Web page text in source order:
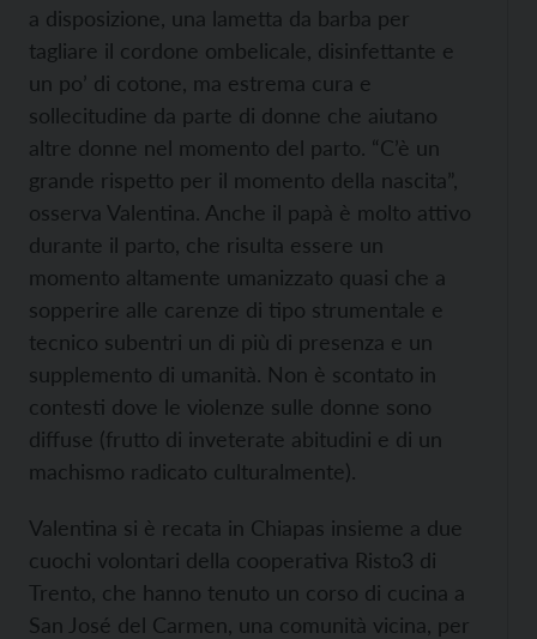
a disposizione, una lametta da barba per
tagliare il cordone ombelicale, disinfettante e
un po’ di cotone, ma estrema cura e
sollecitudine da parte di donne che aiutano
altre donne nel momento del parto. “C’è un
grande rispetto per il momento della nascita”,
osserva Valentina. Anche il papà è molto attivo
durante il parto, che risulta essere un
momento altamente umanizzato quasi che a
sopperire alle carenze di tipo strumentale e
tecnico subentri un di più di presenza e un
supplemento di umanità. Non è scontato in
contesti dove le violenze sulle donne sono
diffuse (frutto di inveterate abitudini e di un
machismo radicato culturalmente).
Valentina si è recata in Chiapas insieme a due
cuochi volontari della cooperativa Risto3 di
Trento, che hanno tenuto un corso di cucina a
San José del Carmen, una comunità vicina, per